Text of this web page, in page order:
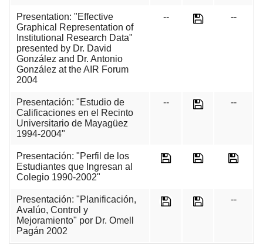
Presentation: "Effective
Graphical Representation of
Institutional Research Data"
presented by Dr. David
González and Dr. Antonio
González at the AIR Forum
2004
-- --
Presentación: "Estudio de
Calificaciones en el Recinto
Universitario de Mayagüez
1994-2004"
-- --
Presentación: "Perfil de los
Estudiantes que Ingresan al
Colegio 1990-2002"
Presentación: "Planificación,
Avalúo, Control y
Mejoramiento" por Dr. Omell
Pagán 2002
--